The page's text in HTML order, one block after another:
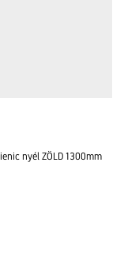
nyél ZÖLD 1300mm